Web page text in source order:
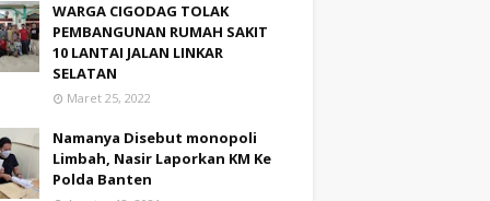
WARGA CIGODAG TOLAK
PEMBANGUNAN RUMAH SAKIT
10 LANTAI JALAN LINKAR
SELATAN
Maret 25, 2022
Namanya Disebut monopoli
Limbah, Nasir Laporkan KM Ke
Polda Banten